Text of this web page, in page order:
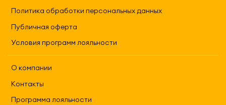
Политика обработки персональных данных
Публичная оферта
Условия программ лояльности
О компании
Контакты
Программа лояльности